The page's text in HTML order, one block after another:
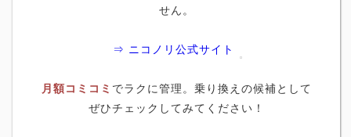
せん。
⇒ ニコノリ公式サイト
月額コミコミ でラクに管理。乗り換えの候補として
ぜひチェックしてみてください！